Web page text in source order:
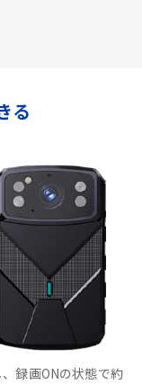
る
録画ONの状態で約